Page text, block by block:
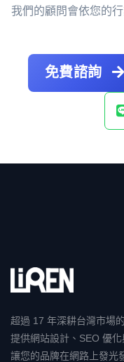
我們的顧問會依您的
免費諮詢
超過 17 年深耕台灣市場
提供網站設計、SEO 優化
讓您的品牌在網路上發光